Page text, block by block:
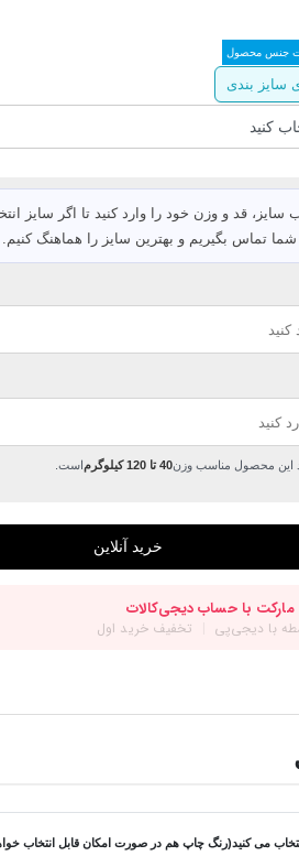
جنس محصول
سایز بندی
سایز، قد و وزن خود را وارد کنید تا اگر سایز
شما تماس بگیریم و بهترین سایز را هماهنگ کنیم.
این محصول مناسب وزن40 تا 120 کیلوگرم است.
می کنید(رنگ چاپ هم در صورت امکان قابل انتخاب